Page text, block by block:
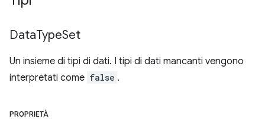
DataTypeSet
Un insieme di tipi di dati. I tipi di dati mancanti vengono
interpretati come false .
PROPRIETÀ